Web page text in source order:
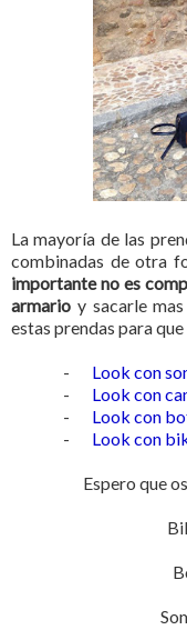
La mayoría de las
combinadas de otra
importante no es
armario y sacarle
estas prendas para
-
Look con
-
Look con
-
Look con
-
Look con
Espero que